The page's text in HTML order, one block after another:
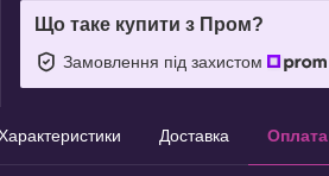
Що таке купити з Пром?
Замовлення під захистом
Доставка Оплата